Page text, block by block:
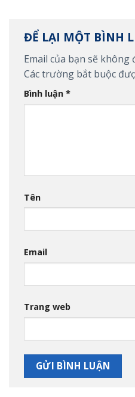
ĐỂ LẠI MỘT BÌNH
Email của bạn sẽ
Các trường bắt buộc
Bình luận *
Tên
Email
Trang web